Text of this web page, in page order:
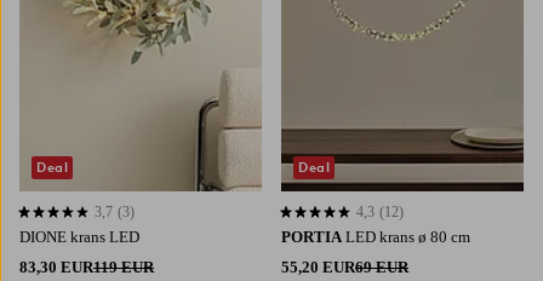
DIONE krans LED
83,30 EUR119 EUR
3,7 op basis van 3 beoordelingen
3,7 (3)
Deal
PORTIA LED krans ø 80 cm
55,20 EUR69 EUR
4,3 op basis van 12 beoordelingen
4,3 (12)
Deal